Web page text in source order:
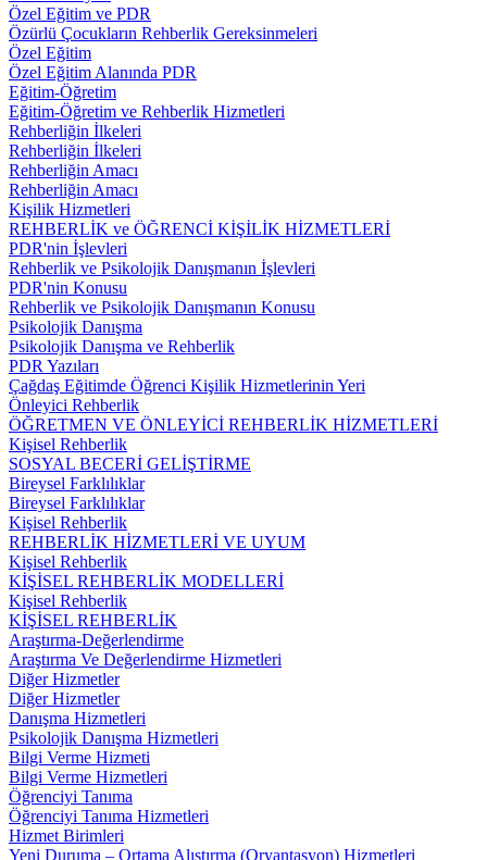
Özel Eğitim ve PDR
Özürlü Çocukların Rehberlik Gereksinmeleri
Özel Eğitim
Özel Eğitim Alanında PDR
Eğitim-Öğretim
Eğitim-Öğretim ve Rehberlik Hizmetleri
Rehberliğin İlkeleri
Rehberliğin İlkeleri
Rehberliğin Amacı
Rehberliğin Amacı
Kişilik Hizmetleri
REHBERLİK ve ÖĞRENCİ KİŞİLİK HİZMETLERİ
PDR'nin İşlevleri
Rehberlik ve Psikolojik Danışmanın İşlevleri
PDR'nin Konusu
Rehberlik ve Psikolojik Danışmanın Konusu
Psikolojik Danışma
Psikolojik Danışma ve Rehberlik
PDR Yazıları
Çağdaş Eğitimde Öğrenci Kişilik Hizmetlerinin Yeri
Önleyici Rehberlik
ÖĞRETMEN VE ÖNLEYİCİ REHBERLİK HİZMETLERİ
Kişisel Rehberlik
SOSYAL BECERİ GELİŞTİRME
Bireysel Farklılıklar
Bireysel Farklılıklar
Kişisel Rehberlik
REHBERLİK HİZMETLERİ VE UYUM
Kişisel Rehberlik
KİŞİSEL REHBERLİK MODELLERİ
Kişisel Rehberlik
KİŞİSEL REHBERLİK
Araştırma-Değerlendirme
Araştırma Ve Değerlendirme Hizmetleri
Diğer Hizmetler
Diğer Hizmetler
Danışma Hizmetleri
Psikolojik Danışma Hizmetleri
Bilgi Verme Hizmeti
Bilgi Verme Hizmetleri
Öğrenciyi Tanıma
Öğrenciyi Tanıma Hizmetleri
Hizmet Birimleri
Yeni Duruma – Ortama Alıştırma (Oryantasyon) Hizmetleri